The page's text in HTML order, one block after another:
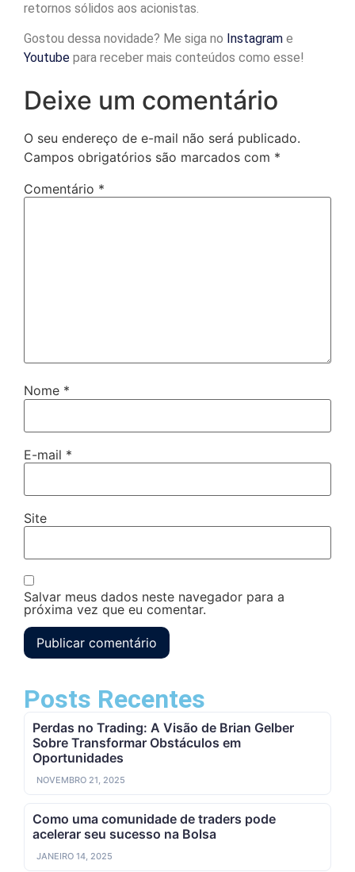
retornos sólidos aos acionistas.
Gostou dessa novidade? Me siga no Instagram e
Youtube para receber mais conteúdos como esse!
Deixe um comentário
O seu endereço de e-mail não será publicado.
Campos obrigatórios são marcados com *
Comentário *
Nome *
E-mail *
Site
Salvar meus dados neste navegador para a
próxima vez que eu comentar.
Posts Recentes
Perdas no Trading: A Visão de Brian Gelber
Sobre Transformar Obstáculos em
Oportunidades
NOVEMBRO 21, 2025
Como uma comunidade de traders pode
acelerar seu sucesso na Bolsa
JANEIRO 14, 2025